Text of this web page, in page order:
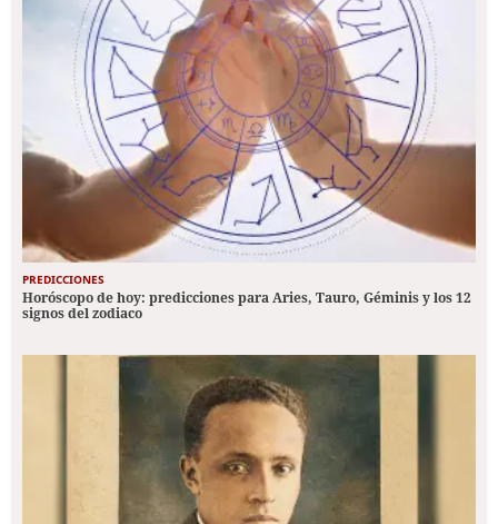
PREDICCIONES
Horóscopo de hoy: predicciones para Aries, Tauro, Géminis y los 12
signos del zodiaco